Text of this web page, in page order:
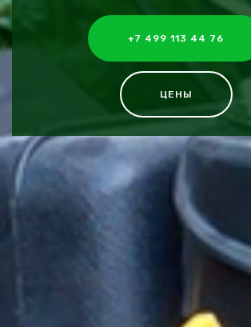
+7 499 113 44 76
ЦЕНЫ